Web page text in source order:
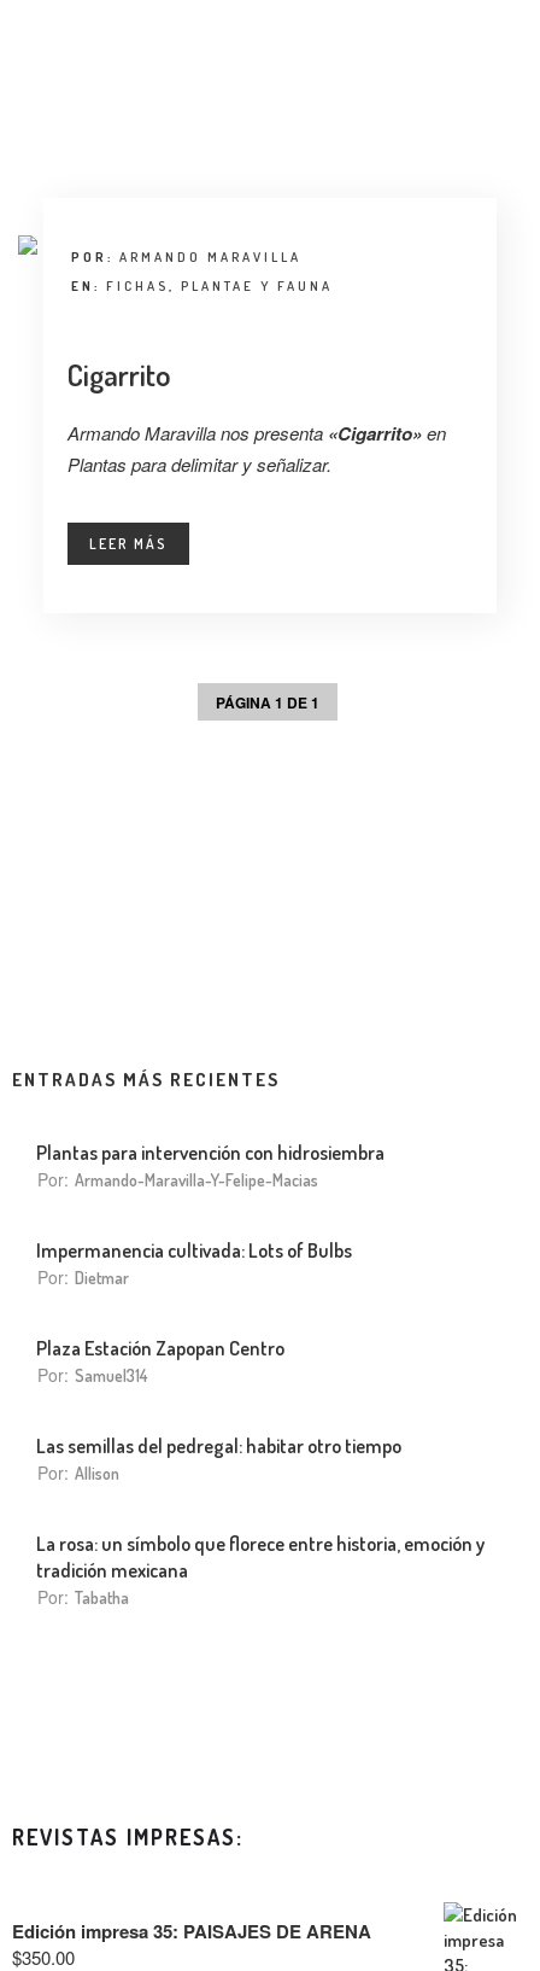
LANDUUM
COLABORADORES
POR: ARMANDO MARAVILLA
EN: FICHAS , PLANTAE Y FAUNA
Cigarrito
Armando Maravilla nos presenta «Cigarrito»en
Plantas para delimitar y señalizar.
LEER MÁS
PÁGINA 1 DE 1
ENTRADAS MÁS RECIENTES
Plantas para intervención con hidrosiembra
Por: Armando-Maravilla-Y-Felipe-Macias
Impermanencia cultivada: Lots of Bulbs
Por: Dietmar
Plaza Estación Zapopan Centro
Por: Samuel314
Las semillas del pedregal: habitar otro tiempo
Por: Allison
La rosa: un símbolo que florece entre historia, emoción y
tradición mexicana
Por: Tabatha
REVISTAS IMPRESAS:
Edición impresa 35: PAISAJES DE ARENA
$350.00